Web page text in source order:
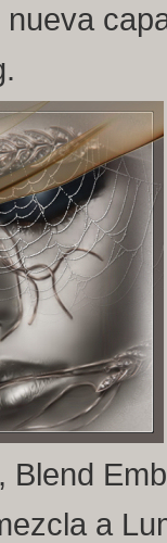
Blend
a